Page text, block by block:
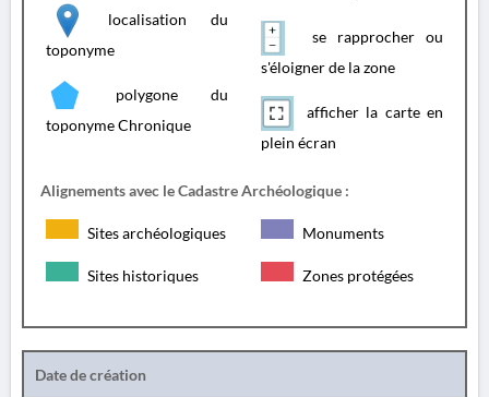
localisation du
toponyme
polygone du
toponyme Chronique
se rapprocher ou
s'éloigner de la zone
afficher la carte en
plein écran
Alignements avec le Cadastre Archéologique :
Sites archéologiques Monuments
Sites historiques Zones protégées
Date de création